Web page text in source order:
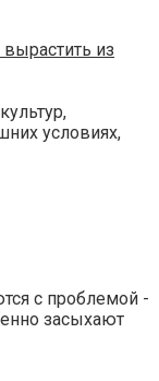
из
условиях,
с проблемой -
засыхают